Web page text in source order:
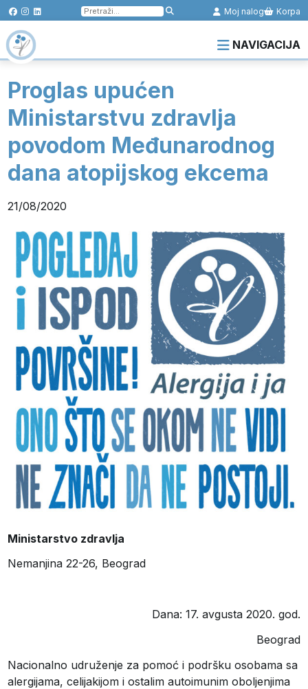
Pretraga
za:
Moj nalog Korpa
NAVIGACIJA
Proglas upućen
Ministarstvu zdravlja
povodom Međunarodnog
dana atopijskog ekcema
21/08/2020
Ministarstvo zdravlja
Nemanjina 22-26, Beograd
Dana: 17. avgusta 2020. god.
Beograd
Nacionalno udruženje za pomoć i podršku osobama sa
alergijama, celijakijom i ostalim autoimunim oboljenjima